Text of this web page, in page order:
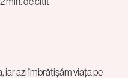
iar azi îmbrățișăm viața pe